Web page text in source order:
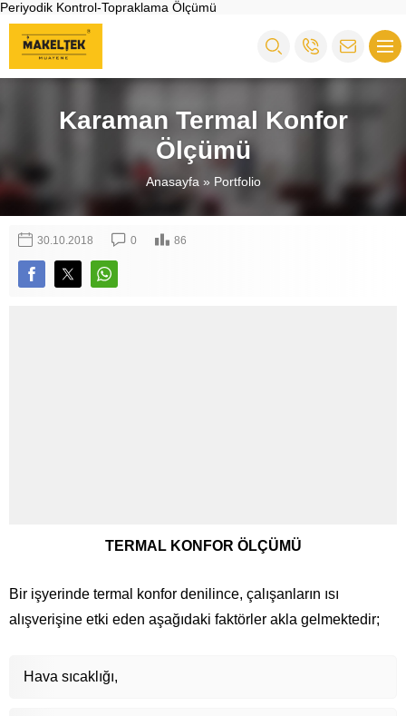
Periyodik Kontrol-Topraklama Ölçümü
Karaman Termal Konfor
Ölçümü
Anasayfa » Portfolio
30.10.2018 0 86
TERMAL KONFOR ÖLÇÜMÜ
Bir işyerinde termal konfor denilince, çalışanların ısı
alışverişine etki eden aşağıdaki faktörler akla gelmektedir;
Hava sıcaklığı,